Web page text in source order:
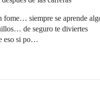
fome… siempre se aprende
de seguro te diviertes
eso si po…